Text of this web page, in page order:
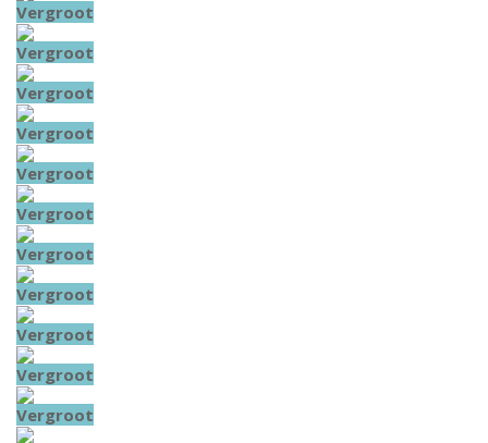
Vergroot
Vergroot
Vergroot
Vergroot
Vergroot
Vergroot
Vergroot
Vergroot
Vergroot
Vergroot
Vergroot